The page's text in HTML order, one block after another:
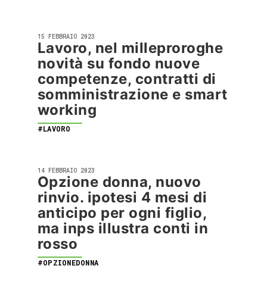
15 FEBBRAIO 2023
Lavoro, nel milleproroghe
novità su fondo nuove
competenze, contratti di
somministrazione e smart
working
#LAVORO
14 FEBBRAIO 2023
Opzione donna, nuovo
rinvio. ipotesi 4 mesi di
anticipo per ogni figlio,
ma inps illustra conti in
rosso
#OPZIONEDONNA